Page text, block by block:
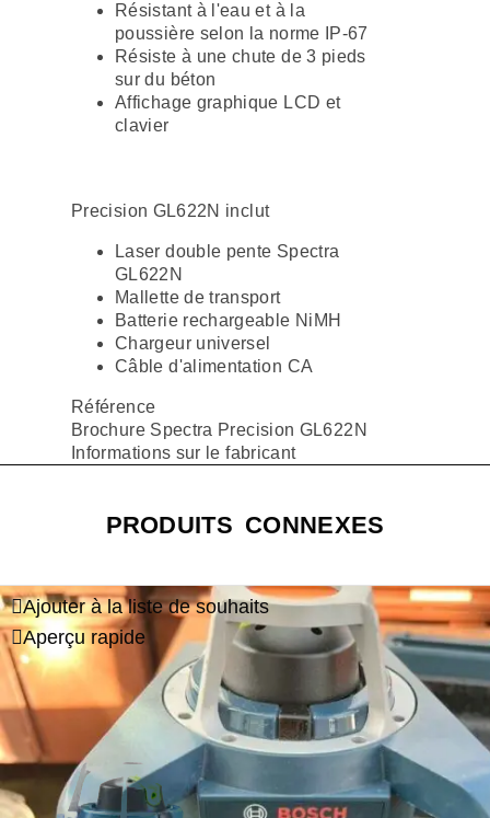
Résistant à l'eau et à la
poussière selon la norme IP-67
Résiste à une chute de 3 pieds
sur du béton
Affichage graphique LCD et
clavier
Precision GL622N inclut
Laser double pente Spectra
GL622N
Mallette de transport
Batterie rechargeable NiMH
Chargeur universel
Câble d'alimentation CA
Référence
Brochure Spectra Precision GL622N
Informations sur le fabricant
PRODUITS CONNEXES
Ajouter à la liste de souhaits
Aperçu rapide